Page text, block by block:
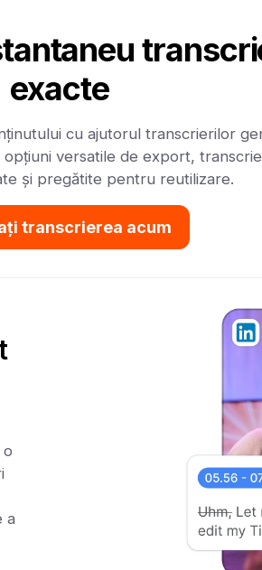
exacte
cu ajutorul transcrierilor
versatile de export,
și pregătite pentru reutilizare.
transcrierea acum
a